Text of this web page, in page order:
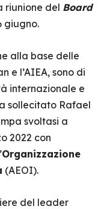
riunione del Board
giugno.
alla base delle
e l’AIEA, sono di
internazionale e
sollecitato Rafael
svoltasi a
2022 con
Organizzazione
(AEOI).
del leader